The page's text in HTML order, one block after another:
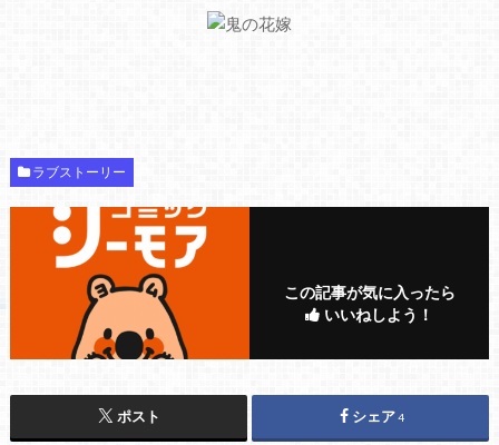
ラブストーリー
この記事が気に入ったら
いいねしよう！
ポスト シェア4